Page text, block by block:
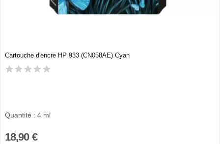
Cartouche d'encre HP 933 (CN058AE) Cyan
Quantité : 4 ml
18,90 €